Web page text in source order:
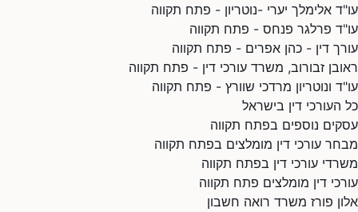
עו"ד אלימלך יערי -נוטריון - פתח תקווה
עו"ד פרלגר פנחס - פתח תקווה
עורך דין - כהן אפרים - פתח תקווה
ראובן זבורוב, משרד עורכי דין - פתח תקווה
עו"ד ונוטריון מרדכי שוורץ - פתח תקווה
כל העורכי דין בישראל
עסקים נוספים בפתח תקווה
מבחר עורכי דין מומלצים בפתח תקווה
משרדי עורכי דין בפתח תקווה
עורכי דין מומלצים פתח תקווה
אלון פורז משרד רואה חשבון